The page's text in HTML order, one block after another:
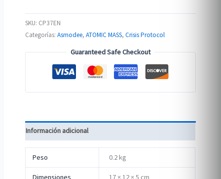
SKU: CP37EN
Categorías:Asmodee,ATOMIC MASS,Crisis Protocol
Guaranteed Safe Checkout
Información adicional
Peso 0.2 kg
Dimensiones 17 × 12 × 5 cm